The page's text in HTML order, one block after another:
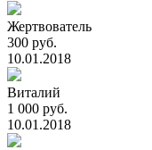
Жертвователь
300 руб.
10.01.2018
Виталий
1 000 руб.
10.01.2018